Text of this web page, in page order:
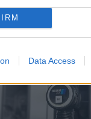
Data Access